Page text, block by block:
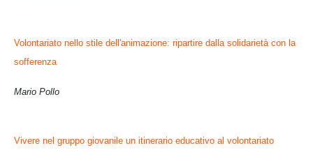
Volontariato nello stile dell'animazione: ripartire dalla solidarietà con la
sofferenza
Mario Pollo
Vivere nel gruppo giovanile un itinerario educativo al volontariato